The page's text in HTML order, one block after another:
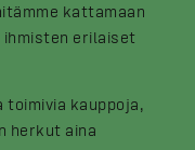
kattamaan
ihmisten erilaiset
kauppoja,
herkut aina